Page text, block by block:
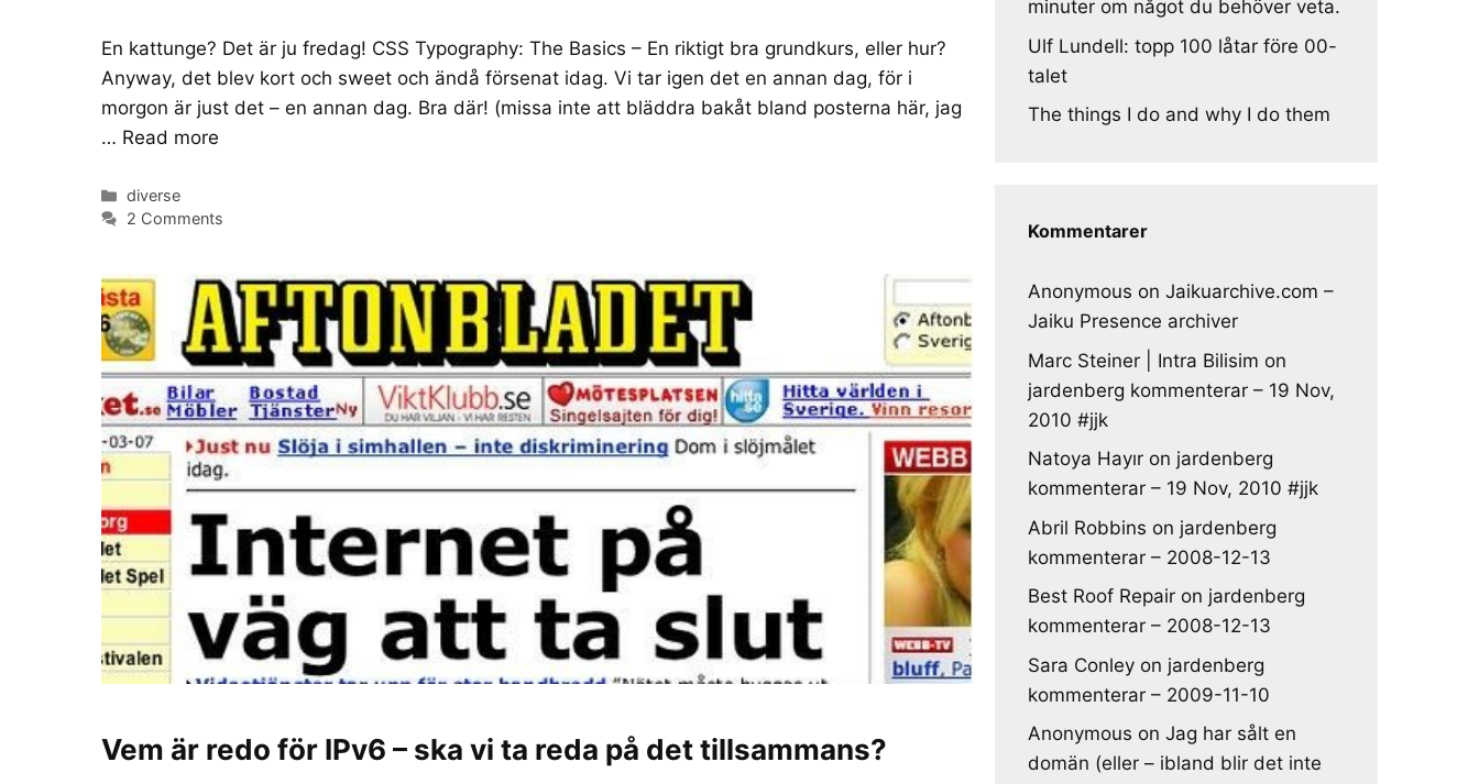
En kattunge? Det är ju fredag! CSS Typography: The Basics – En riktigt bra grundkurs, eller hur?
Anyway, det blev kort och sweet och ändå försenat idag. Vi tar igen det en annan dag, för i
morgon är just det – en annan dag. Bra där! (missa inte att bläddra bakåt bland posterna här, jag
… Read more
Categories
diverse
2 Comments
Vem är redo för IPv6 – ska vi ta reda på det tillsammans?
minuter om något du behöver veta.
Ulf Lundell: topp 100 låtar före 00-
talet
The things I do and why I do them
Kommentarer
Anonymous on Jaikuarchive.com –
Jaiku Presence archiver
Marc Steiner | Intra Bilisim on
jardenberg kommenterar – 19 Nov,
2010 #jjk
Natoya Hayır on jardenberg
kommenterar – 19 Nov, 2010 #jjk
Abril Robbins on jardenberg
kommenterar – 2008-12-13
Best Roof Repair on jardenberg
kommenterar – 2008-12-13
Sara Conley on jardenberg
kommenterar – 2009-11-10
Anonymous on Jag har sålt en
domän (eller – ibland blir det inte